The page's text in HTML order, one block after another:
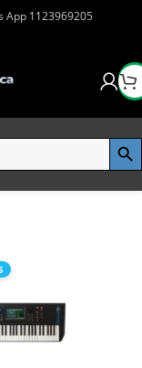
App 1123969205